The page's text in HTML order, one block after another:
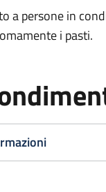
a persone in
i pasti.